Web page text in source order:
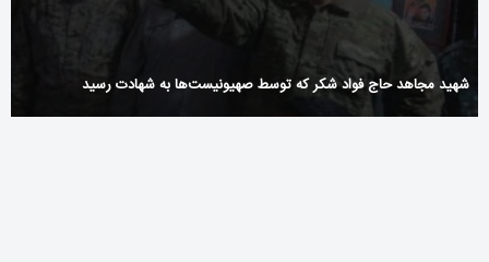
شهید مجاهد حاج فواد شکر که توسط صهیونیست‌ها به شهادت رسید